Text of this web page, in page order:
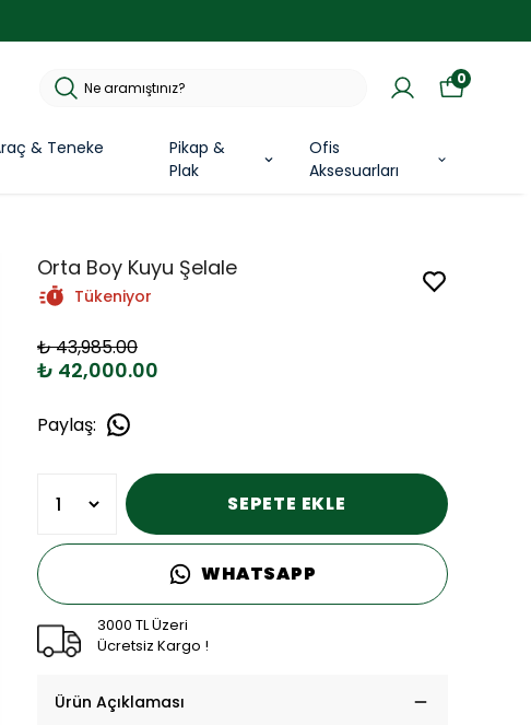
& Teneke
Pikap &
Plak
Ofis
Aksesuarları
0
Orta Boy Kuyu Şelale
Tükeniyor
₺ 43,985.00
₺ 42,000.00
Paylaş:
SEPETE EKLE
WHATSAPP
3000 TL Üzeri
Ücretsiz Kargo !
Ürün Açıklaması